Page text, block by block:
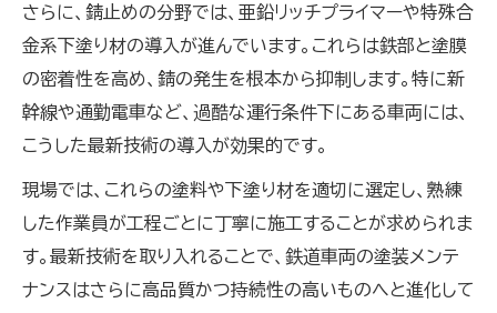
さらに、錆止めの分野では、亜鉛リッチプライマーや特殊合
金系下塗り材の導入が進んでいます。これらは鉄部と塗膜
の密着性を高め、錆の発生を根本から抑制します。特に新
幹線や通勤電車など、過酷な運行条件下にある車両には、
こうした最新技術の導入が効果的です。
現場では、これらの塗料や下塗り材を適切に選定し、熟練
した作業員が工程ごとに丁寧に施工することが求められま
す。最新技術を取り入れることで、鉄道車両の塗装メンテ
ナンスはさらに高品質かつ持続性の高いものへと進化して